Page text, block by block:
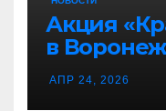
Акция
в
АПР 24, 2026